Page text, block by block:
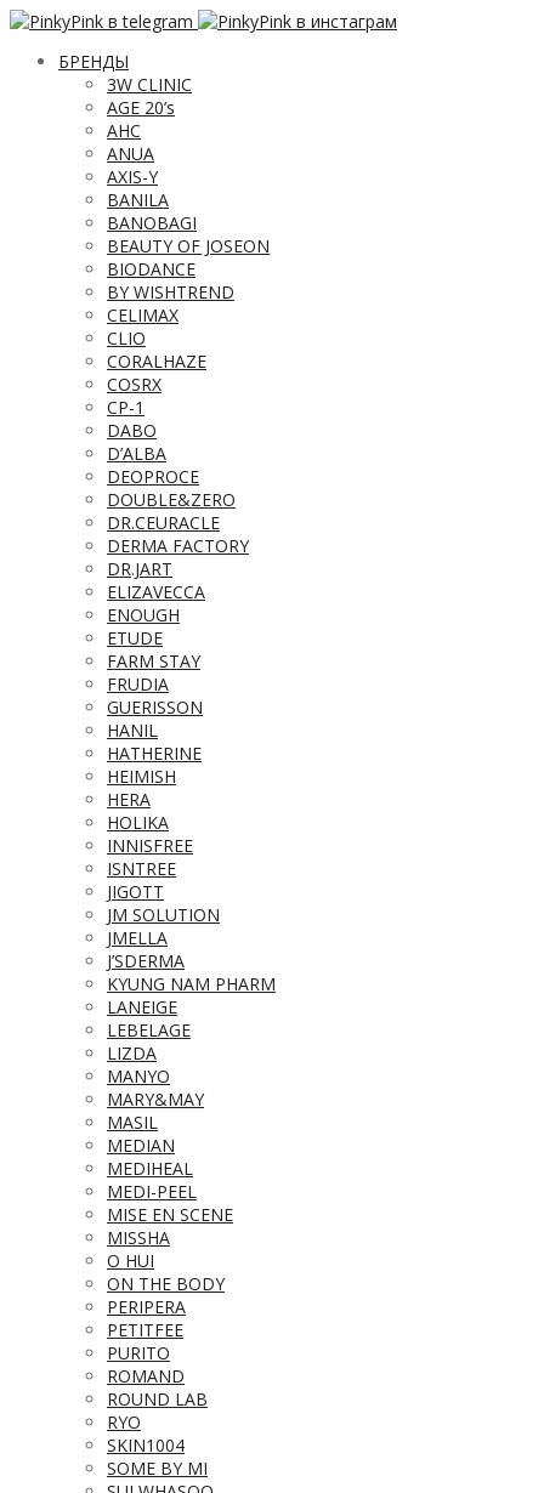
БРЕНДЫ
3W CLINIC
AGE 20’s
AHC
ANUA
AXIS-Y
BANILA
BANOBAGI
BEAUTY OF JOSEON
BIODANCE
BY WISHTREND
CELIMAX
CLIO
CORALHAZE
COSRX
CP-1
DABO
D’ALBA
DEOPROCE
DOUBLE&ZERO
DR.CEURACLE
DERMA FACTORY
DR.JART
ELIZAVECCA
ENOUGH
ETUDE
FARM STAY
FRUDIA
GUERISSON
HANIL
HATHERINE
HEIMISH
HERA
HOLIKA
INNISFREE
ISNTREE
JIGOTT
JM SOLUTION
JMELLA
J’SDERMA
KYUNG NAM PHARM
LANEIGE
LEBELAGE
LIZDA
MANYO
MARY&MAY
MASIL
MEDIAN
MEDIHEAL
MEDI-PEEL
MISE EN SCENE
MISSHA
O HUI
ON THE BODY
PERIPERA
PETITFEE
PURITO
ROMAND
ROUND LAB
RYO
SKIN1004
SOME BY MI